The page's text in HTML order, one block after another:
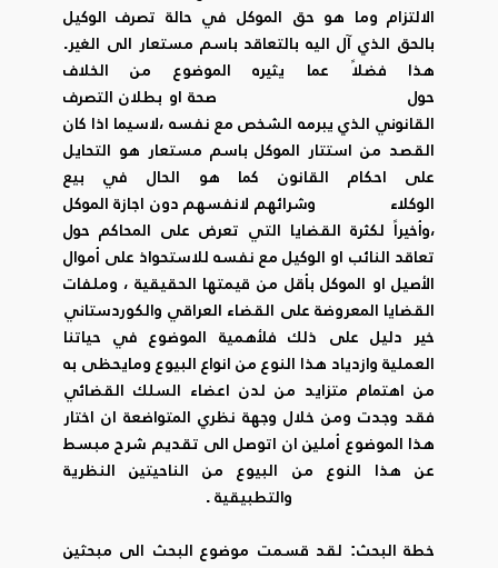
الالتزام وما هو حق الموكل في حالة تصرف الوكيل
بالحق الذي آل اليه بالتعاقد باسم مستعار الى الغير.
هذا فضلاً عما يثيره الموضوع من الخلاف
حول صحة او بطلان التصرف
القانوني الذي يبرمه الشخص مع نفسه ،لاسيما اذا كان
القصد من استتار الموكل باسم مستعار هو التحايل
على احكام القانون كما هو الحال في بيع
الوكلاء وشرائهم لانفسهم دون اجازة الموكل
،وأخيراً لكثرة القضايا التي تعرض على المحاكم حول
تعاقد النائب او الوكيل مع نفسه للاستحواذ على أموال
الأصيل او الموكل بأقل من قيمتها الحقيقية ، وملفات
القضايا المعروضة على القضاء العراقي والكوردستاني
خير دليل على ذلك فلأهمية الموضوع في حياتنا
العملية وازدياد هذا النوع من انواع البيوع ومايحظى به
من اهتمام متزايد من لدن اعضاء السلك القضائي
فقد وجدت ومن خلال وجهة نظري المتواضعة ان اختار
هذا الموضوع أملين ان اتوصل الى تقديم شرح مبسط
عن هذا النوع من البيوع من الناحيتين النظرية
والتطبيقية .
خطة البحث: لقد قسمت موضوع البحث الى مبحثين